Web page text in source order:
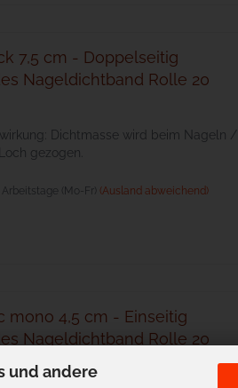
und andere
7,5 cm - Doppelseitig
Nageldichtband Rolle 20
Dichtmasse wird beim Nageln /
gezogen.
(Mo-Fr) (Ausland abweichend)
mono 4,5 cm - Einseitig
Nageldichtband Rolle 20